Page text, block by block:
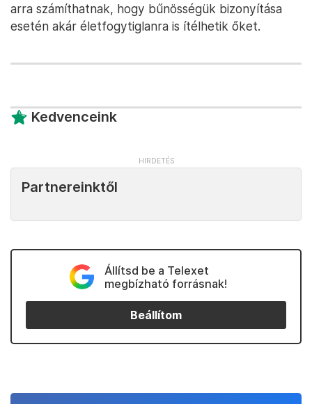
arra számíthatnak, hogy bűnösségük bizonyítása
esetén akár életfogytiglanra is ítélhetik őket.
Kedvenceink
Partnereinktől
Állítsd be a Telexet
megbízható forrásnak!
Beállítom